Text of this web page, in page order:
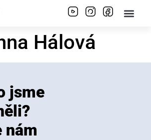
Hálová
jsme
nám